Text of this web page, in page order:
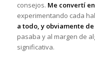
consejos. Me convertí
experimentando cada
a todo, y obviamente
pasaba y al margen de
significativa.